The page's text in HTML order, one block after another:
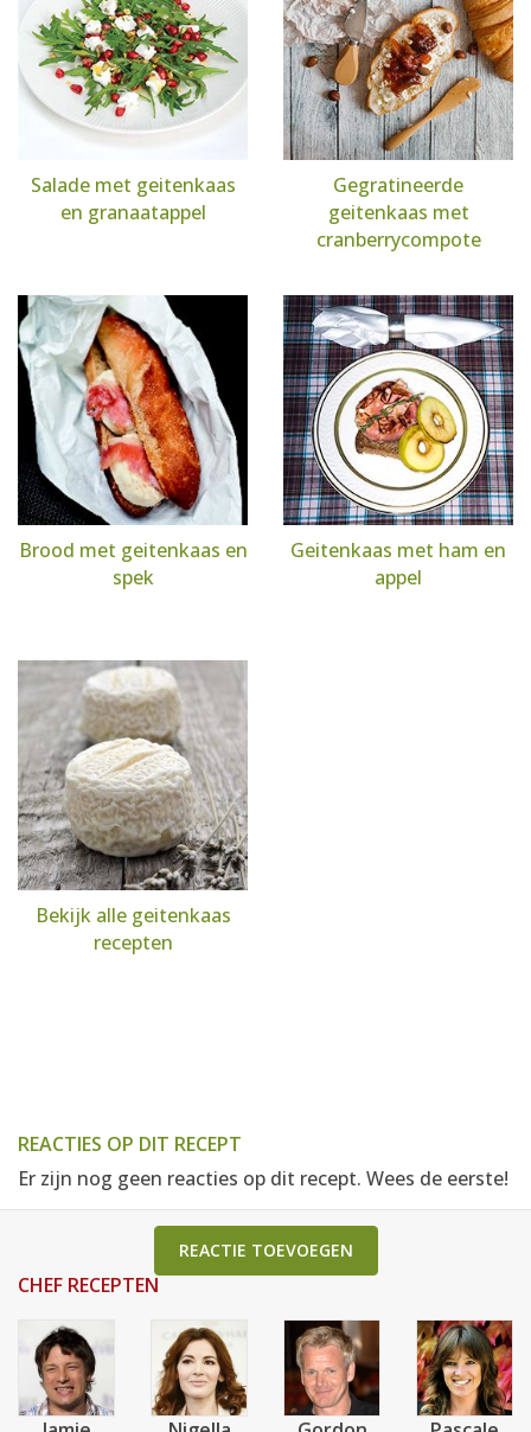
Salade met geitenkaas
en granaatappel
Gegratineerde
geitenkaas met
cranberrycompote
Brood met geitenkaas en
spek
Geitenkaas met ham en
appel
Bekijk alle geitenkaas
recepten
REACTIES OP DIT RECEPT
Er zijn nog geen reacties op dit recept. Wees de eerste!
REACTIE TOEVOEGEN
CHEF RECEPTEN